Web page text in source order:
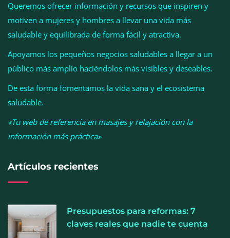
Esenzzia da la bienvenida a agosto con
perfumes de equivalencia
La luz roja, el nuevo aftersun, actúa en la
recuperación de la piel después del sol
Queremos ofrecer información y recursos que inspiren y
motiven a mujeres y hombres a llevar una vida más
saludable y equilibrada de forma fácil y atractiva.
Apoyamos los pequeños negocios saludables a llegar a un
público más amplio haciéndolos más visibles y deseables.
De esta forma fomentamos la vida sana y el ecosistema
saludable.
«Tu web de referencia en masajes y relajación con la
información más práctica»
Artículos recientes
Presupuestos para reformas: 7
claves reales que nadie te cuenta